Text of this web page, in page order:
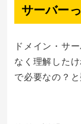
サーバー
ドメイン・サ
なく理解した
で必要なの？